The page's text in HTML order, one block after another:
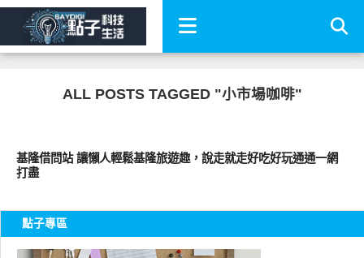
ALL POSTS TAGGED "小市場咖啡"
基隆借問站 讓懶人輕鬆基隆旅遊趣，說走就走好吃好玩通通一網
打盡
點子專區